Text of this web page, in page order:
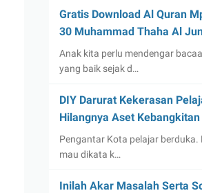
Gratis Download Al Quran
30 Muhammad Thaha Al
Anak kita perlu mendengar
yang baik sejak d…
DIY Darurat Kekerasan
Hilangnya Aset
Pengantar Kota pelajar berduka.
mau dikata k…
Inilah Akar Masalah Serta